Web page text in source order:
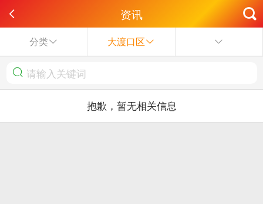
资讯
分类 大渡口区
抱歉，暂无相关信息